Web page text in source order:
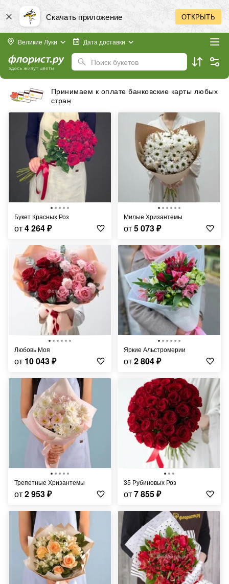
Скачать приложение ОТКРЫТЬ
Великие Луки Дата доставки
Поиск букетов
карты любых Бесплатная доставка
Букет Красных Роз
от4 264₽
Милые Хризантемы
от5 073₽
Любовь Моя
от 10 043₽
Яркие Альстромерии
от2 804₽
Трепетные Хризантемы
от2 953₽
35 Рубиновых Роз
от7 855₽